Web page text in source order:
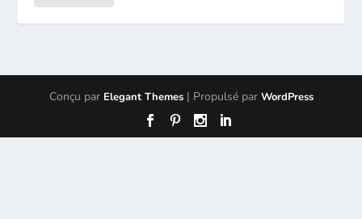
Conçu par Elegant Themes| Propulsé par WordPress